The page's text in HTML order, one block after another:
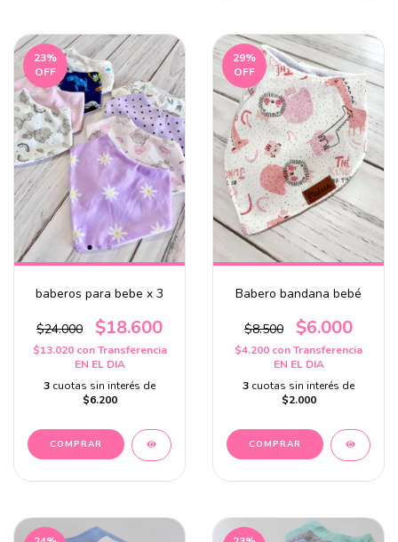
23%
OFF
baberos para bebe x 3
$24.000 $18.600
$13.020 con Transferencia
EN EL DIA
3 cuotas sin interés de
$6.200
29%
OFF
Babero bandana bebé
$8.500 $6.000
$4.200 conTransferencia
EN EL DIA
3 cuotas sin interés de
$2.000